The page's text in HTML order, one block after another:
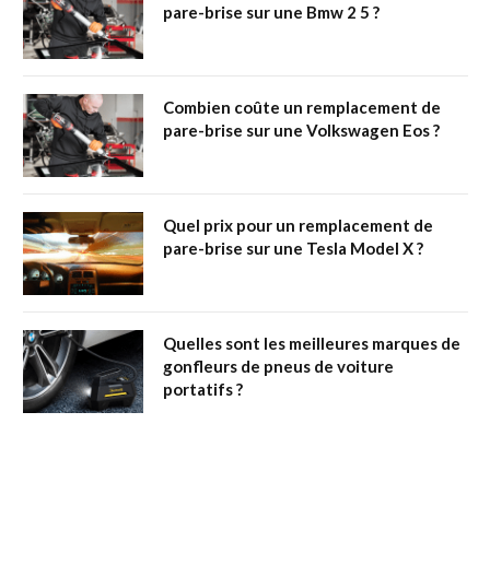
pare-brise sur une Bmw 2 5 ?
Combien coûte un remplacement de
pare-brise sur une Volkswagen Eos ?
Quel prix pour un remplacement de
pare-brise sur une Tesla Model X ?
Quelles sont les meilleures marques de
gonfleurs de pneus de voiture
portatifs ?